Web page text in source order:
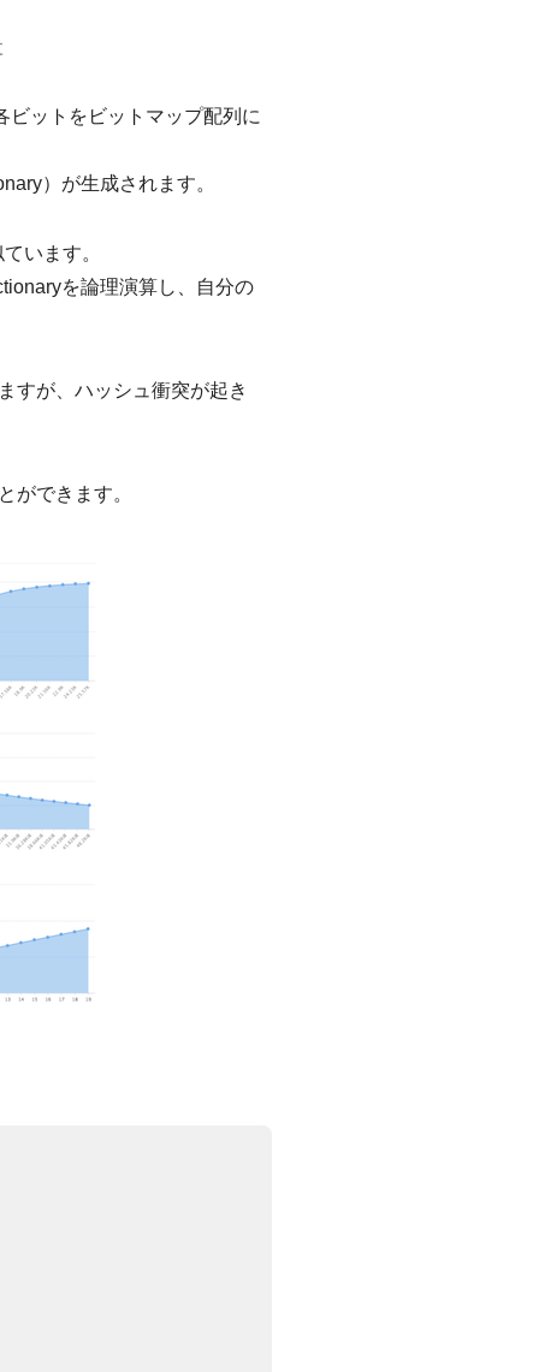
ビットをビットマップ配列に
）が生成されます。
います。
を論理演算し、自分の
すが、ハッシュ衝突が起き
ができます。